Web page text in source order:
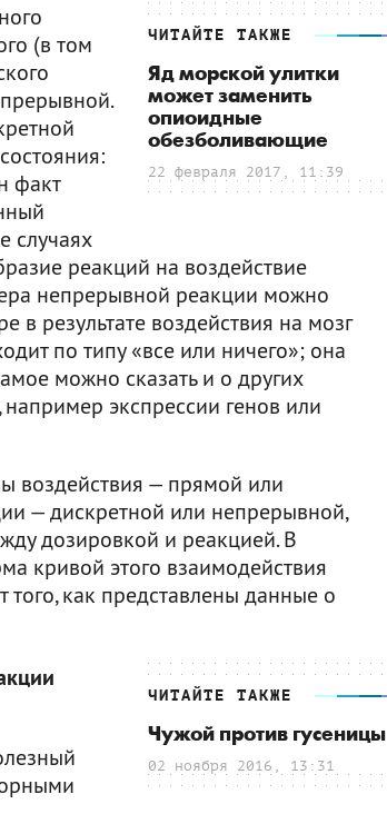
ЧИТАЙТЕ ТАКЖЕ
Яд морской улитки
может заменить
опиоидные
обезболивающие
22 февраля 2017, 11:39
(в том
факт
случаях
реакций на воздействие
непрерывной реакции можно
в результате воздействия на мозг
по типу «все или ничего»; она
можно сказать и о других
экспрессии генов или
воздействия — прямой или
— дискретной или непрерывной,
дозировкой и реакцией. В
кривой этого взаимодействия
того, как представлены данные о
ЧИТАЙТЕ ТАКЖЕ
Чужой против гусеницы
02 ноября 2016, 13:31